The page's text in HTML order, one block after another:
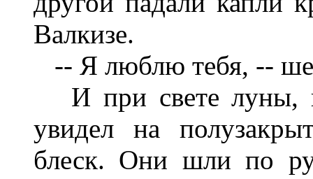
Валкизе.
-- Я люблю тебя, --
И при свете луны,
увидел на
блеск. Они шли по